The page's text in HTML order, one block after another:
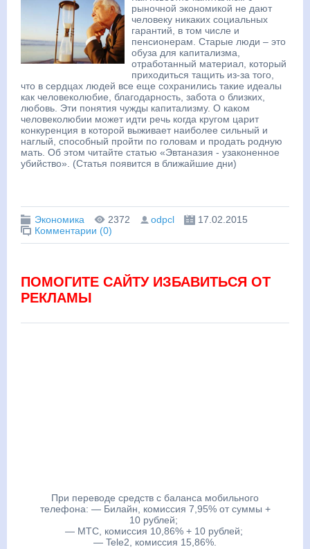
рыночной экономикой не дают
человеку никаких социальных
гарантий, в том числе и
пенсионерам. Старые люди – это
обуза для капитализма,
отработанный материал, который
приходиться тащить из-за того,
что в сердцах людей все еще сохранились такие идеалы
как человеколюбие, благодарность, забота о близких,
любовь. Эти понятия чужды капитализму. О каком
человеколюбии может идти речь когда кругом царит
конкуренция в которой выживает наиболее сильный и
наглый, способный пройти по головам и продать родную
мать. Об этом читайте статью «Эвтаназия - узаконенное
убийство». (Статья появится в ближайшие дни)
Экономика 2372 odpcl
17.02.2015
Комментарии (0)
ПОМОГИТЕ САЙТУ ИЗБАВИТЬСЯ ОТ
РЕКЛАМЫ
При переводе средств с баланса мобильного
телефона: — Билайн, комиссия 7,95% от суммы +
10 рублей;
— МТС, комиссия 10,86% + 10 рублей;
— Tele2, комиссия 15,86%.